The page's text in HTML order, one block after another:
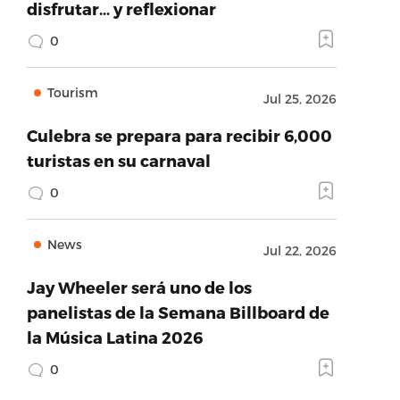
disfrutar… y reflexionar
0
Tourism Jul 25, 2026
Culebra se prepara para recibir 6,000
turistas en su carnaval
0
News Jul 22, 2026
Jay Wheeler será uno de los
panelistas de la Semana Billboard de
la Música Latina 2026
0